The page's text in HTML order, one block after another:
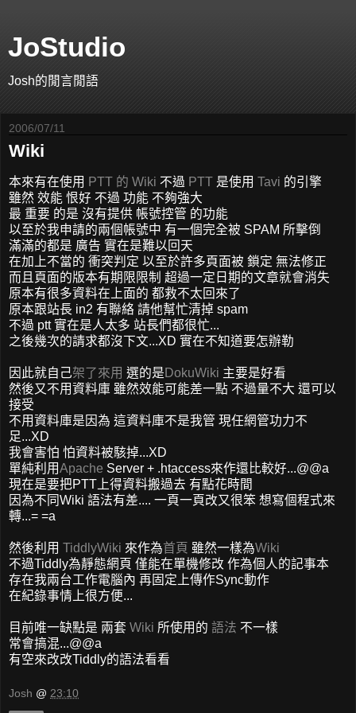
JoStudio
Josh的閒言閒語
2006/07/11
Wiki
本來有在使用 PTT 的 Wiki 不過 PTT 是使用 Tavi 的引擎
雖然 效能 恨好 不過 功能 不夠強大
最 重要 的是 沒有提供 帳號控管 的功能
以至於我申請的兩個帳號中 有一個完全被 SPAM 所擊倒
滿滿的都是 廣告 實在是難以回天
在加上不當的 衝突判定 以至於許多頁面被 鎖定 無法修正
而且頁面的版本有期限限制 超過一定日期的文章就會消失
原本有很多資料在上面的 都救不太回來了
原本跟站長 in2 有聯絡 請他幫忙清掉 spam
不過 ptt 實在是人太多 站長們都很忙...
之後幾次的請求都沒下文...XD 實在不知道要怎辦勒
因此就自己架了來用 選的是 DokuWiki 主要是好看
然後又不用資料庫 雖然效能可能差一點 不過量不大 還可以
接受
不用資料庫是因為 這資料庫不是我管 現任網管功力不
足...XD
我會害怕 怕資料被駭掉...XD
單純利用Apache Server + .htaccess來作還比較好...@@a
現在是要把PTT上得資料搬過去 有點花時間
因為不同Wiki 語法有差.... 一頁一頁改又很笨 想寫個程式來
轉...= =a
然後利用 TiddlyWiki 來作為首頁 雖然一樣為Wiki
不過Tiddly為靜態網頁 僅能在單機修改 作為個人的記事本
存在我兩台工作電腦內 再固定上傳作Sync動作
在紀錄事情上很方便...
目前唯一缺點是 兩套 Wiki 所使用的 語法 不一樣
常會搞混...@@a
有空來改改Tiddly的語法看看
Josh @ 23:10